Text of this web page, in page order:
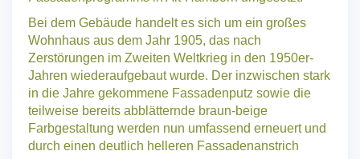
Bei dem Gebäude handelt es sich um ein großes
Wohnhaus aus dem Jahr 1905, das nach
Zerstörungen im Zweiten Weltkrieg in den 1950er-
Jahren wiederaufgebaut wurde. Der inzwischen stark
in die Jahre gekommene Fassadenputz sowie die
teilweise bereits abblätternde braun-beige
Farbgestaltung werden nun umfassend erneuert und